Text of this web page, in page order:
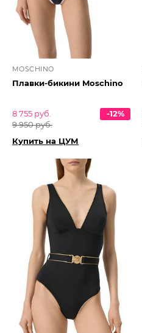
MOSCHINO
Плавки-бикини Moschino
8 755 руб.
9 950 руб.
-12%
Купить на ЦУМ